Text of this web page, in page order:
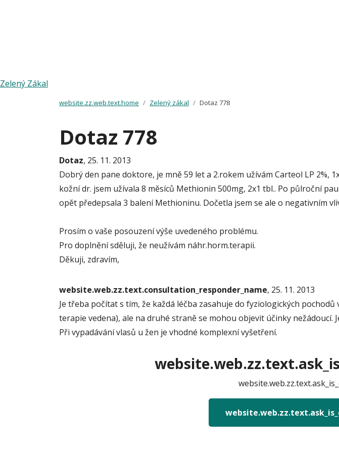
Zelený Zákal
website.zz.web.text.home Zelený zákal Dotaz 778
Dotaz 778
Dotaz, 25. 11. 2013
Dobrý den pane doktore, je mně 59 let a 2.rokem užívám Carteol LP 2%,
kožní dr. jsem užívala 8 měsíců Methionin 500mg, 2x1 tbl.. Po půlroční
opět předepsala 3 balení Methioninu. Dočetla jsem se ale o negativním
Prosím o vaše posouzení výše uvedeného problému.
Pro doplnění sděluji, že neužívám náhr.horm.terapii.
Děkuji, zdravím,
website.web.zz.text.consultation_responder_name, 25. 11. 2013
Je třeba počítat s tím, že každá léčba zasahuje do fyziologických
terapie vedena), ale na druhé straně se mohou objevit účinky
Při vypadávání vlasů u žen je vhodné komplexní vyšetření.